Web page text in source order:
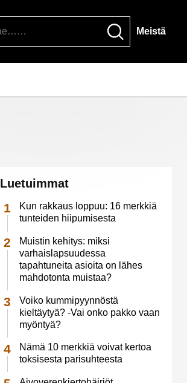
Meistä
Luetuimmat
Kun rakkaus loppuu: 16 merkkiä
tunteiden hiipumisesta
Muistin kehitys: miksi
varhaislapsuudessa
tapahtuneita asioita on lähes
mahdotonta muistaa?
Voiko kummipyynnöstä
kieltäytyä? -Vai onko pakko vaan
myöntyä?
Nämä 10 merkkiä voivat kertoa
toksisesta parisuhteesta